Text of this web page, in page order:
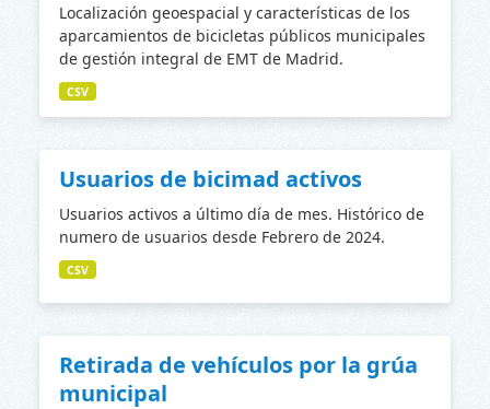
Localización geoespacial y características de los
aparcamientos de bicicletas públicos municipales
de gestión integral de EMT de Madrid.
CSV
Usuarios de bicimad activos
Usuarios activos a último día de mes. Histórico de
numero de usuarios desde Febrero de 2024.
CSV
Retirada de vehículos por la grúa
municipal